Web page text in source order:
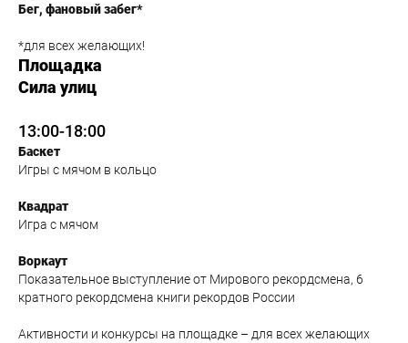
Бег, фановый забег*
*для всех желающих!
Площадка
Сила улиц
13:00-18:00
Баскет
Игры с мячом в кольцо
Квадрат
Игра с мячом
Воркаут
Показательное выступление от Мирового рекордсмена, 6
кратного рекордсмена книги рекордов России
Активности и конкурсы на площадке – для всех желающих